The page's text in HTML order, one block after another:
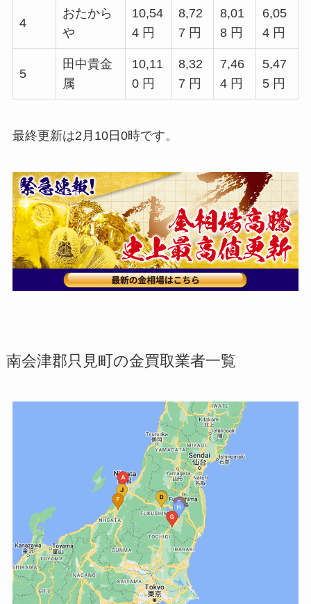
4
おたから
や
10,54
4 円
8,72
7 円
8,01
8 円
6,05
4 円
5
田中貴金
属
10,11
0 円
8,32
7 円
7,46
4 円
5,47
5 円
最終更新は2月10日0時です。
南会津郡只見町の金買取業者一覧